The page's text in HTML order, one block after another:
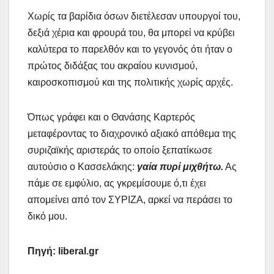
Χωρίς τα βαρίδια όσων διετέλεσαν υπουργοί του,
δεξιά χέρια και φρουρά του, θα μπορεί να κρύβει
καλύτερα το παρελθόν και το γεγονός ότι ήταν ο
πρώτος διδάξας του ακραίου κυνισμού,
καιροσκοπισμού και της πολιτικής χωρίς αρχές.
Όπως γράφει και ο Θανάσης Καρτερός
μεταφέροντας το διαχρονικό αξιακό απόθεμα της
συριζαϊκής αριστεράς το οποίο ξεπατίκωσε
αυτούσιο ο Κασσελάκης: γαία πυρί μιχθήτω. Ας
πάμε σε εμφύλιο, ας γκρεμίσουμε ό,τι έχει
απομείνει από τον ΣΥΡΙΖΑ, αρκεί να περάσει το
δικό μου.
Πηγή: liberal .gr